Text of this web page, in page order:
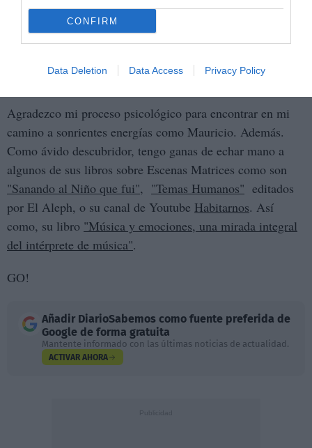
CONFIRM
Data Deletion Data Access Privacy Policy
GO: ¿Cuándo vuelves a España a realizar un taller en
Habitar(nos) - Madrid?
MW:"El próximo taller será el 23 de marzo, a las cinco de
la tarde, en Lavapiés. Aquí puedes inscribirte
Agradezco mi proceso psicológico para encontrar en mi
camino a sonrientes energías como Mauricio. Además.
Como ávido descubridor, tengo ganas de echar mano a
algunos de sus libros sobre Escenas Matrices como son
"Sanando al Niño que fui", "Temas Humanos" editados
por El Aleph, o su canal de Youtube Habitarnos. Así
como, su libro "Música y emociones, una mirada integral
del intérprete de música".
GO!
Añadir DiarioSabemos como fuente preferida de
Google de forma gratuita
Mantente informado con las últimas noticias de actualidad.
ACTIVAR AHORA